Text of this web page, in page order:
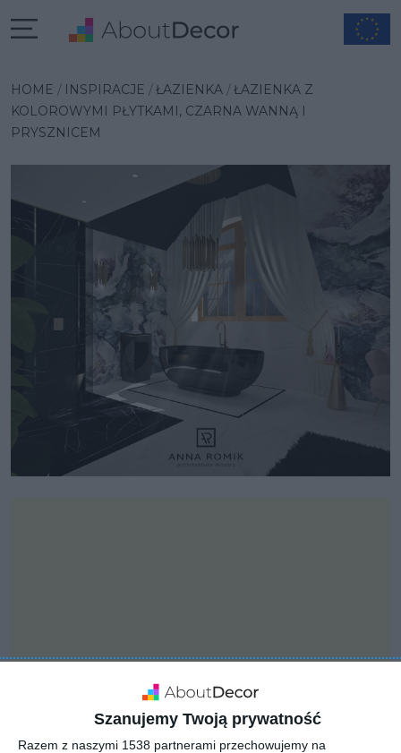
Szanujemy Twoją prywatność
Razem z naszymi 1538 partnerami przechowujemy na
HOME INSPIRACJE ŁAZIENKA
ŁAZIENKA Z
KOLOROWYMI PŁYTKAMI, CZARNA WANNĄ I
PRYSZNICEM